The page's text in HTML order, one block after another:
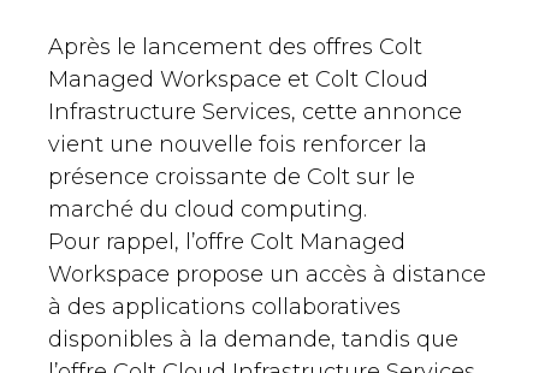
Après le lancement des offres Colt
Managed Workspace et Colt Cloud
Infrastructure Services, cette annonce
vient une nouvelle fois renforcer la
présence croissante de Colt sur le
marché du cloud computing.
Pour rappel, l’offre Colt Managed
Workspace propose un accès à distance
à des applications collaboratives
disponibles à la demande, tandis que